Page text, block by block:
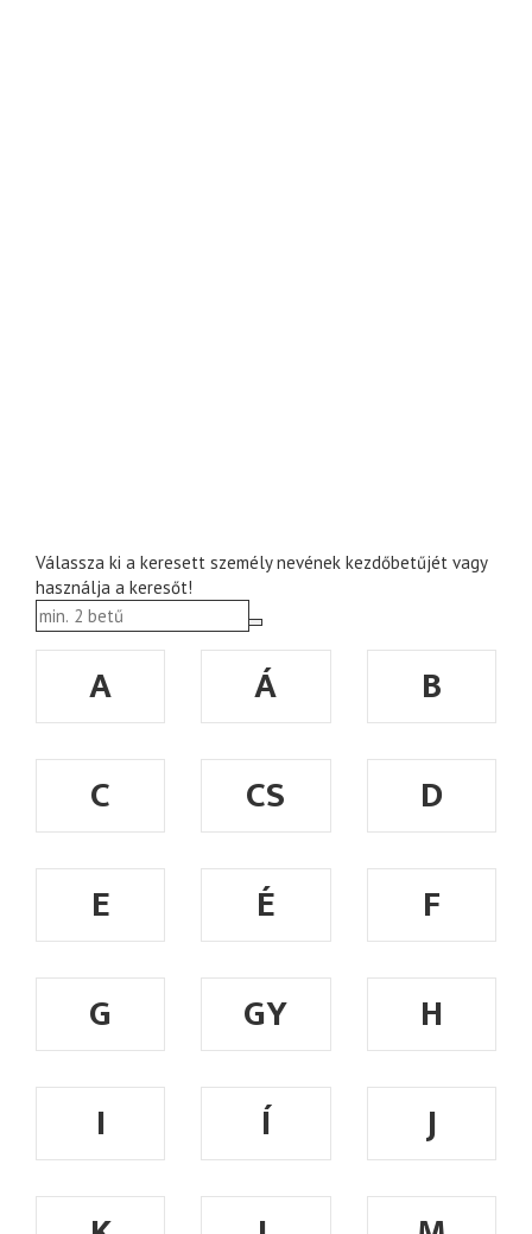
Válassza ki a keresett személy nevének kezdőbetűjét vagy
használja a keresőt!
A Á
B
C
CS
D
E
É
F
G
GY
H
I
Í
J